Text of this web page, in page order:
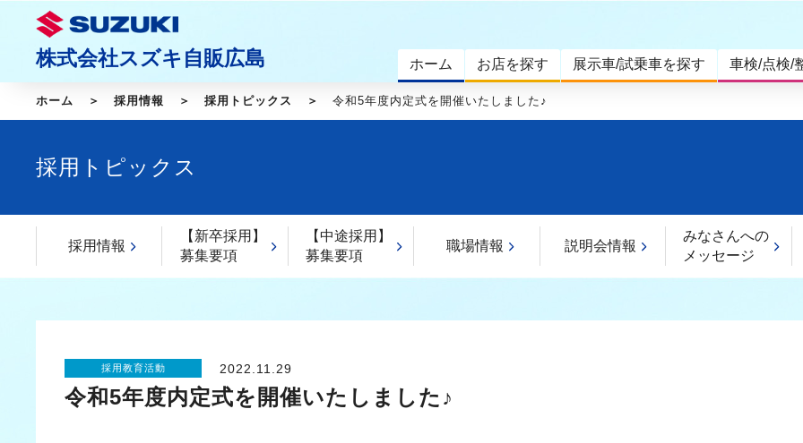
株式会社スズキ自販広島 ホーム お店を探す 展示車/試乗車を探す 車検/点検/
ホーム 採用情報 採用トピックス 令和5年度内定式を開催いたしました♪
採用トピックス
採用情報
【新卒採用】
募集要項
【中途採用】
募集要項
職場情報 説明会情報
みなさんへの
メッセージ
採用教育活動 2022.11.29
令和5年度内定式を開催いたしました♪